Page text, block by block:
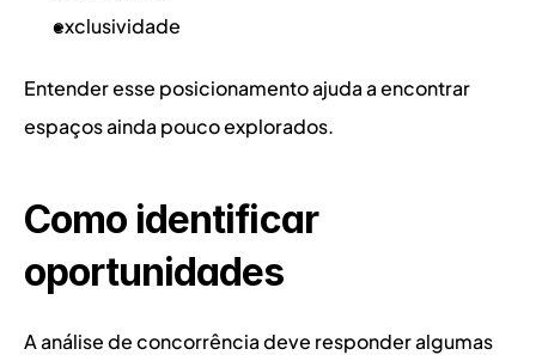
exclusividade
Entender esse posicionamento ajuda a encontrar
espaços ainda pouco explorados.
Como identificar
oportunidades
A análise de concorrência deve responder algumas